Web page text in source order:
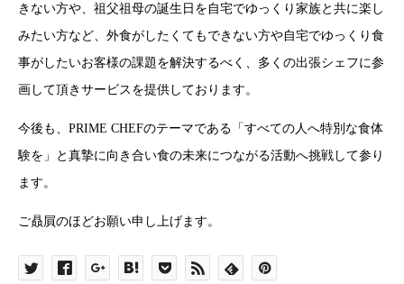
きない方や、祖父祖母の誕生日を自宅でゆっくり家族と共に楽し
みたい方など、外食がしたくてもできない方や自宅でゆっくり食
事がしたいお客様の課題を解決するべく、多くの出張シェフに参
画して頂きサービスを提供しております。
今後も、PRIME CHEFのテーマである「すべての人へ特別な食体
験を」と真摯に向き合い食の未来につながる活動へ挑戦して参り
ます。
ご贔屓のほどお願い申し上げます。